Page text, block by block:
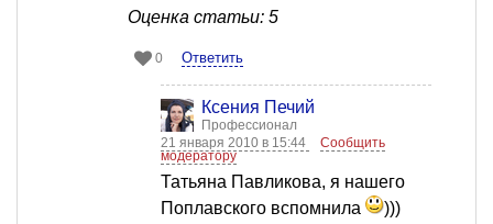
Оценка статьи: 5
0 Ответить
Ксения Печий
Профессионал
21 января 2010 в 15:44
Сообщить
модератору
Татьяна Павликова, я нашего
Поплавского вспомнила
)))